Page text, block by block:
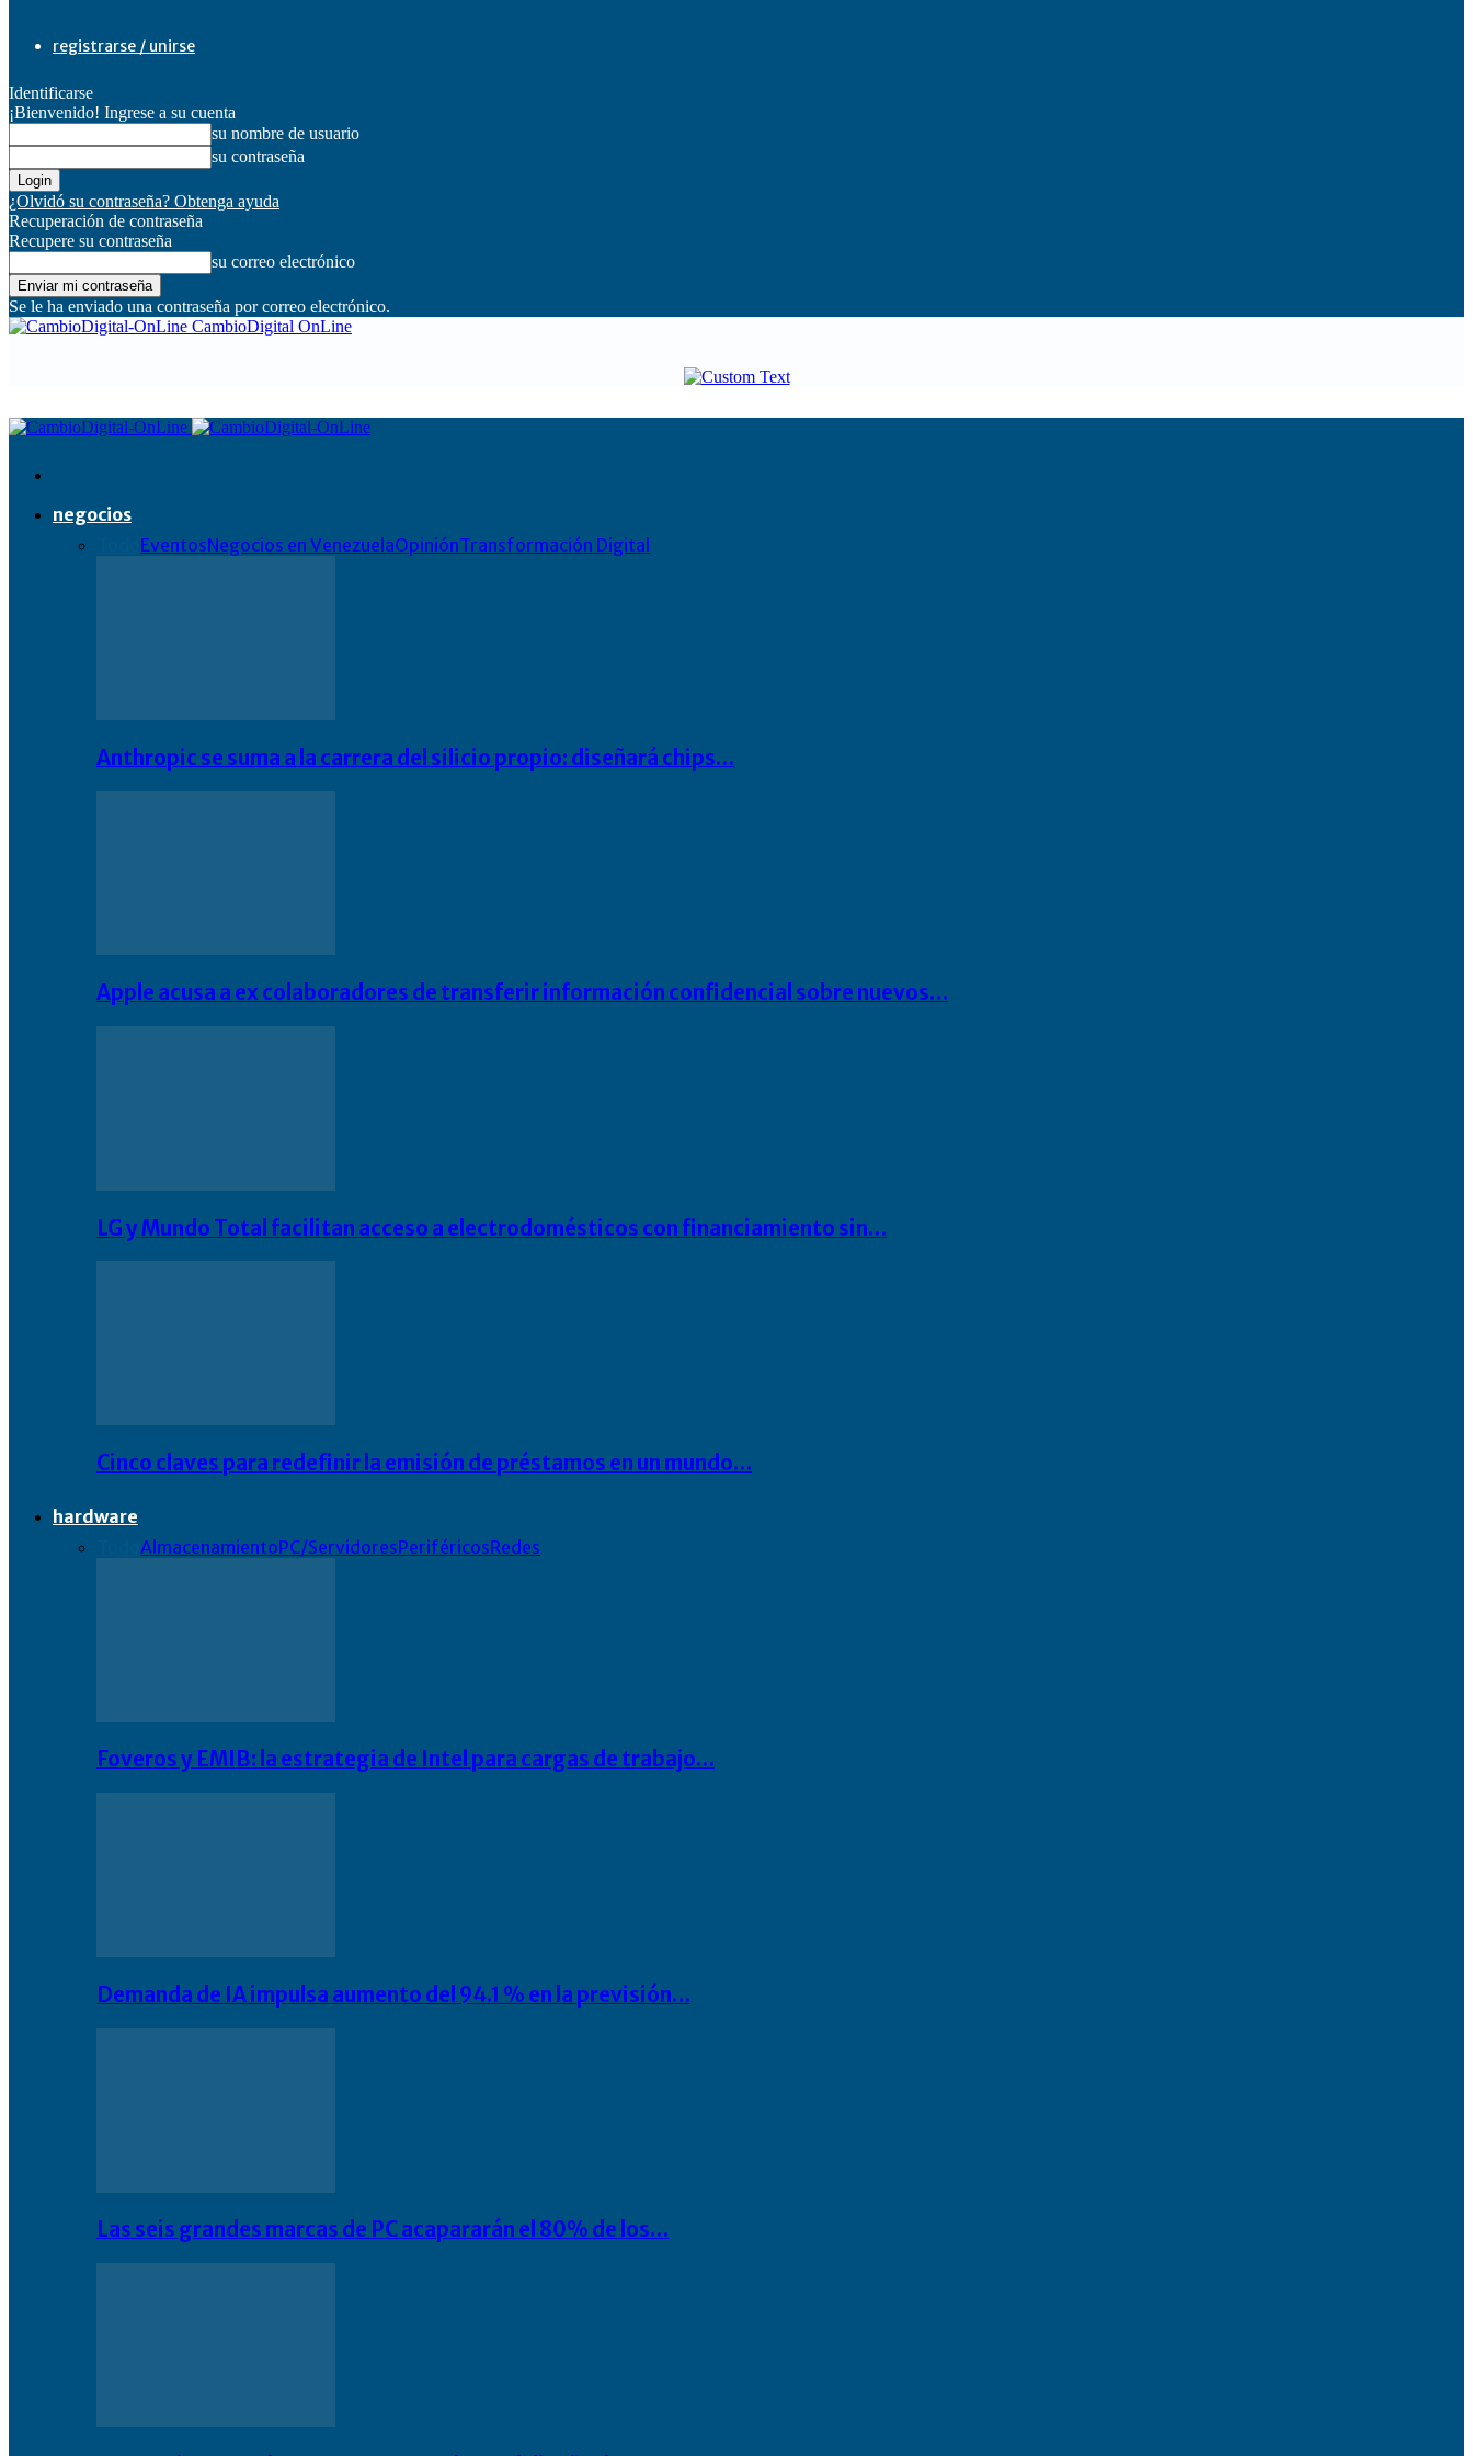
registrarse / unirse
Identificarse
¡Bienvenido! Ingrese a su cuenta
su nombre de usuario
su contraseña
¿Olvidó su contraseña? Obtenga ayuda
Recuperación de contraseña
Recupere su contraseña
su correo electrónico
Se le ha enviado una contraseña por correo electrónico.
CambioDigital OnLine
negocios
EventosNegocios en VenezuelaOpiniónTransformación Digital
Anthropic se suma a la carrera del silicio propio: diseñará chips…
Apple acusa a ex colaboradores de transferir información confidencial sobre nuevos…
LG y Mundo Total facilitan acceso a electrodomésticos con financiamiento sin…
Cinco claves para redefinir la emisión de préstamos en un mundo…
hardware
AlmacenamientoPC/ServidoresPeriféricosRedes
Foveros y EMIB: la estrategia de Intel para cargas de trabajo…
Demanda de IA impulsa aumento del 94.1 % en la previsión…
Las seis grandes marcas de PC acapararán el 80% de los…